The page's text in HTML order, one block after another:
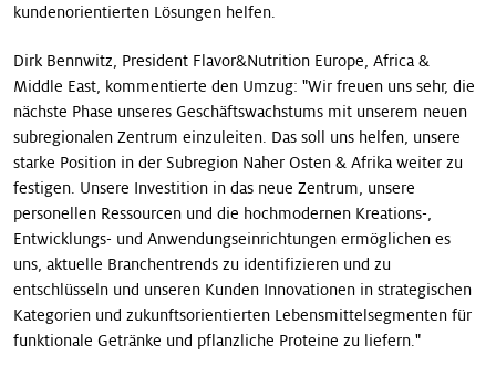
kundenorientierten Lösungen helfen.
Dirk Bennwitz, President Flavor&Nutrition Europe, Africa &
Middle East, kommentierte den Umzug: "Wir freuen uns sehr, die
nächste Phase unseres Geschäftswachstums mit unserem neuen
subregionalen Zentrum einzuleiten. Das soll uns helfen, unsere
starke Position in der Subregion Naher Osten & Afrika weiter zu
festigen. Unsere Investition in das neue Zentrum, unsere
personellen Ressourcen und die hochmodernen Kreations-,
Entwicklungs- und Anwendungseinrichtungen ermöglichen es
uns, aktuelle Branchentrends zu identifizieren und zu
entschlüsseln und unseren Kunden Innovationen in strategischen
Kategorien und zukunftsorientierten Lebensmittelsegmenten für
funktionale Getränke und pflanzliche Proteine zu liefern."